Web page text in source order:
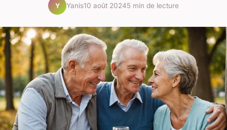
Y Yanis10 août 20245 min de lecture